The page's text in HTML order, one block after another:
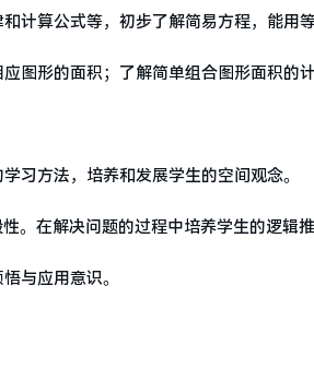
计算公式等，初步了解简易方程，能用
图形的面积；了解简单组合图形面积的计
习方法，培养和发展学生的空间观念。
。在解决问题的过程中培养学生的逻辑推
与应用意识。